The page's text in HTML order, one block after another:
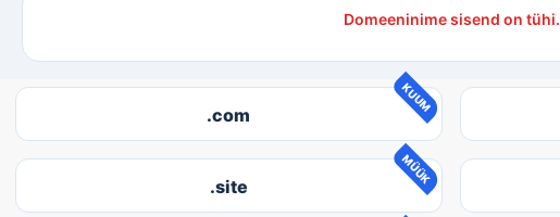
Domeeninime sisend on tühi.
KUUM
.com
MÜÜK
.site